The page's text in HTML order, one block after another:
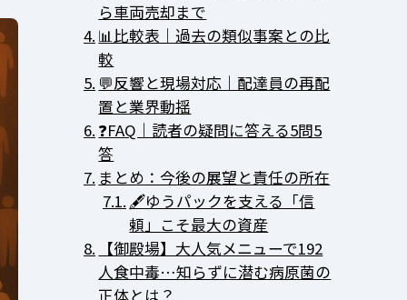
ら車両売却まで
📊比較表｜過去の類似事案との比
較
💬反響と現場対応｜配達員の再配
置と業界動揺
❓FAQ｜読者の疑問に答える5問5
答
まとめ：今後の展望と責任の所在
🖋ゆうパックを支える「信
頼」こそ最大の資産
【御殿場】大人気メニューで192
人食中毒…知らずに潜む病原菌の
正体とは？